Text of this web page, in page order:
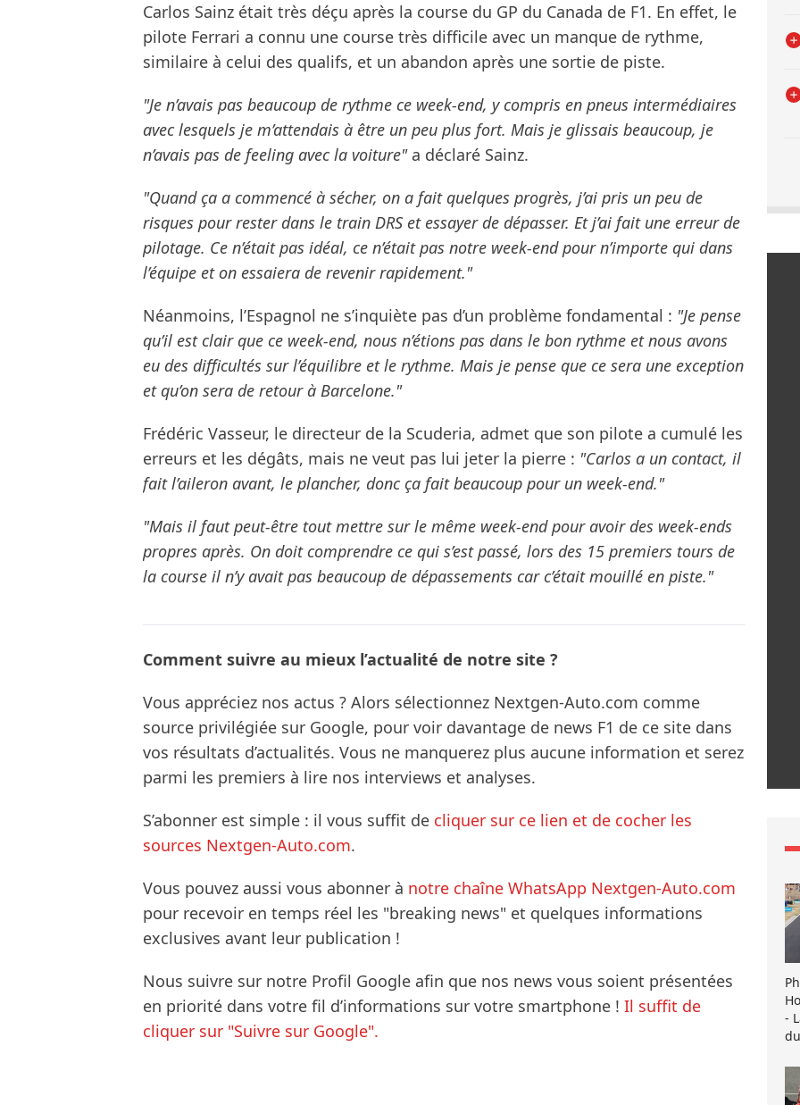
Carlos Sainz était très déçu après la course du GP du Canada de F1. En effet, le
pilote Ferrari a connu une course très difficile avec un manque de rythme,
similaire à celui des qualifs, et un abandon après une sortie de piste.
"Je n’avais pas beaucoup de rythme ce week-end, y compris en pneus intermédiaires
avec lesquels je m’attendais à être un peu plus fort. Mais je glissais beaucoup, je
n’avais pas de feeling avec la voiture"a déclaré Sainz.
"Quand ça a commencé à sécher, on a fait quelques progrès, j’ai pris un peu de
risques pour rester dans le train DRS et essayer de dépasser. Et j’ai fait une erreur de
pilotage. Ce n’était pas idéal, ce n’était pas notre week-end pour n’importe qui dans
l’équipe et on essaiera de revenir rapidement."
Néanmoins, l’Espagnol ne s’inquiète pas d’un problème fondamental : "Je pense
qu’il est clair que ce week-end, nous n’étions pas dans le bon rythme et nous avons
eu des difficultés sur l’équilibre et le rythme. Mais je pense que ce sera une exception
et qu’on sera de retour à Barcelone."
Frédéric Vasseur, le directeur de la Scuderia, admet que son pilote a cumulé les
erreurs et les dégâts, mais ne veut pas lui jeter la pierre : "Carlos a un contact, il
fait l’aileron avant, le plancher, donc ça fait beaucoup pour un week-end."
"Mais il faut peut-être tout mettre sur le même week-end pour avoir des week-ends
propres après. On doit comprendre ce qui s’est passé, lors des 15 premiers tours de
la course il n’y avait pas beaucoup de dépassements car c’était mouillé en piste."
Comment suivre au mieux l’actualité de notre site ?
Vous appréciez nos actus ? Alors sélectionnez Nextgen-Auto.com comme
source privilégiée sur Google, pour voir davantage de news F1 de ce site dans
vos résultats d’actualités. Vous ne manquerez plus aucune information et serez
parmi les premiers à lire nos interviews et analyses.
S’abonner est simple : il vous suffit de cliquer sur ce lien et de cocher les
sources Nextgen-Auto.com.
Vous pouvez aussi vous abonner à notre chaîne WhatsApp Nextgen-Auto.com
pour recevoir en temps réel les "breaking news" et quelques informations
exclusives avant leur publication !
Nous suivre sur notre Profil Google afin que nos news vous soient présentées
en priorité dans votre fil d’informations sur votre smartphone ! Il suffit de
cliquer sur "Suivre sur Google".
-